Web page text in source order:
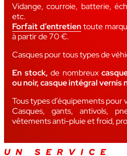
Vidange, courroie, batterie,
etc.
Forfait d’entretientoute
à partir de 70 €.
Casques pour tous types de
En stock, de nombreux
ou noir, casque intégral vernis
Tous types d’équipements pour
Casques, gants, antivols,
vêtements anti-pluie et froid,
UN SERVICE